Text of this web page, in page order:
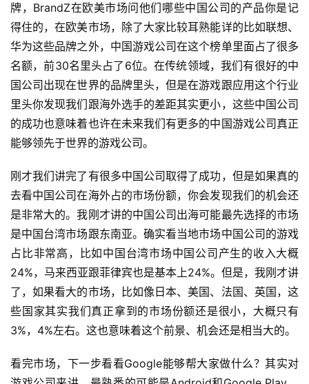
牌，BrandZ在欧美市场问他们哪些中国公司的产品你是记
得住的，在欧美市场，除了大家比较耳熟能详的比如联想、
华为这些品牌之外，中国游戏公司在这个榜单里面占了很多
名额，前30名里头占了6位。在传统领域，我们有很好的中
国公司出现在世界的品牌里头，但是在游戏跟应用这个行业
里头你发现我们跟海外选手的差距其实更小，这些中国公司
的成功也意味着也许在未来我们有更多的中国游戏公司真正
能够领先于世界的游戏公司。
刚才我们讲完了有很多中国公司取得了成功，但是如果真的
去看中国公司在海外占的市场份额，你会发现我们的机会还
是非常大的。我刚才讲的中国公司出海可能最先选择的市场
是中国台湾市场跟东南亚。确实看当地市场中国公司的游戏
占比非常高，比如中国台湾市场中国公司产生的收入大概
24%，马来西亚跟菲律宾也是基本上24%。但是，我刚才讲
了，如果看大的市场，比如像日本、美国、法国、英国，这
些国家其实我们真正拿到的市场份额还是很小，大概只有
3%，4%左右。这也意味着这个前景、机会还是相当大的。
看完市场，下一步看看Google能够帮大家做什么？其实对